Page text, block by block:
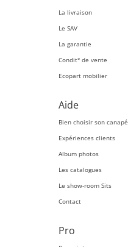
La livraison
Le SAV
La garantie
Condit° de vente
Ecopart mobilier
Aide
Bien choisir son canapé
Expériences clients
Album photos
Les catalogues
Le show-room Sits
Contact
Pro